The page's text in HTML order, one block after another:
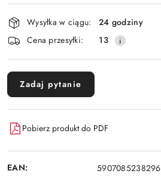
Dostępność
i
dostawa
Wysyłka w ciągu:
24 godziny
Cena przesyłki:
13
Zadaj pytanie
Pobierz produkt do PDF
EAN: 5907085238296